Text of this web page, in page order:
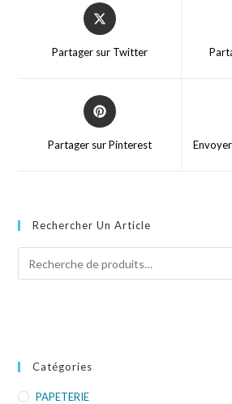
Partager sur Twitter
Partager sur Pinterest
Rechercher Un Article
Catégories
PAPETERIE